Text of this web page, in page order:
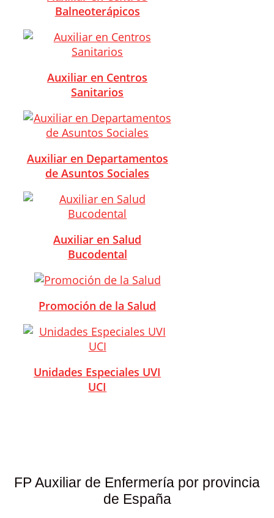
Balneoterápicos
Auxiliar en Centros
Sanitarios
Auxiliar en Departamentos
de Asuntos Sociales
Auxiliar en Salud
Bucodental
Promoción de la Salud
Unidades Especiales UVI
UCI
FP Auxiliar de Enfermería por provincia
de España